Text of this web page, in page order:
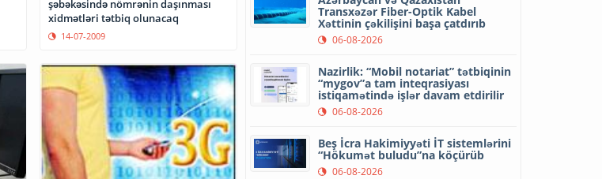
şəbəkəsində nömrənin daşınması
xidmətləri tətbiq olunacaq
14-07-2009
Transxəzər Fiber-Optik Kabel
Xəttinin çəkilişini başa çatdırıb
06-08-2026
Nazirlik: “Mobil notariat” tətbiqinin
“mygov”a tam inteqrasiyası
istiqamətində işlər davam etdirilir
06-08-2026
Beş İcra Hakimiyyəti İT sistemlərini
“Hökumət buludu”na köçürüb
06-08-2026